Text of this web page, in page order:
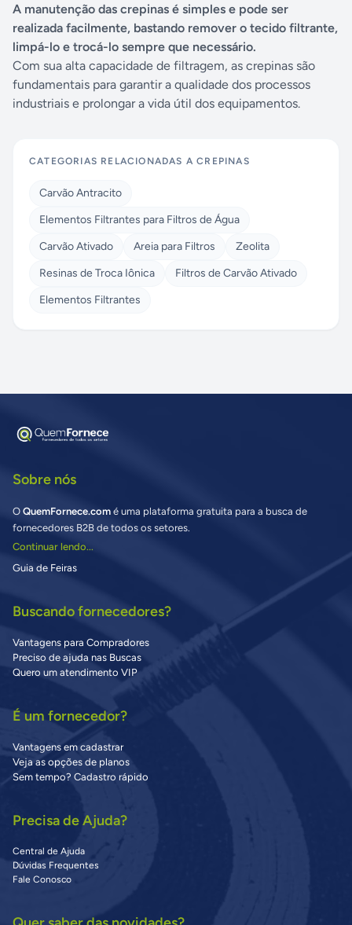
A manutenção das crepinas é simples e pode ser
realizada facilmente, bastando remover o tecido filtrante,
limpá-lo e trocá-lo sempre que necessário.
Com sua alta capacidade de filtragem, as crepinas são
fundamentais para garantir a qualidade dos processos
industriais e prolongar a vida útil dos equipamentos.
CATEGORIAS RELACIONADAS ACREPINAS
Carvão Antracito
Elementos Filtrantes para Filtros de Água
Carvão Ativado
Areia para Filtros
Zeolita
Resinas de Troca Iônica
Filtros de Carvão Ativado
Elementos Filtrantes
Sobre nós
O QuemFornece.com é uma plataforma gratuita para a busca de
fornecedores B2B de todos os setores.
Continuar lendo...
Guia de Feiras
Buscando fornecedores?
Vantagens para Compradores
Preciso de ajuda nas Buscas
Quero um atendimento VIP
É um fornecedor?
Vantagens em cadastrar
Veja as opções de planos
Sem tempo? Cadastro rápido
Precisa de Ajuda?
Central de Ajuda
Dúvidas Frequentes
Fale Conosco